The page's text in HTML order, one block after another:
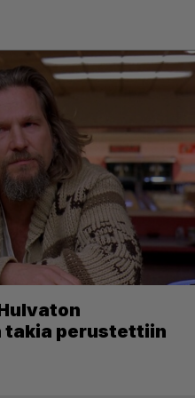
takia perustettiin